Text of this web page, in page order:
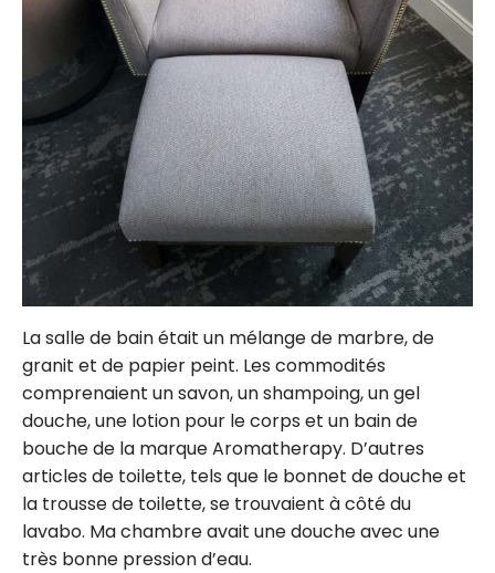
La salle de bain était un mélange de marbre, de
granit et de papier peint. Les commodités
comprenaient un savon, un shampoing, un gel
douche, une lotion pour le corps et un bain de
bouche de la marque Aromatherapy. D’autres
articles de toilette, tels que le bonnet de douche et
la trousse de toilette, se trouvaient à côté du
lavabo. Ma chambre avait une douche avec une
très bonne pression d’eau.